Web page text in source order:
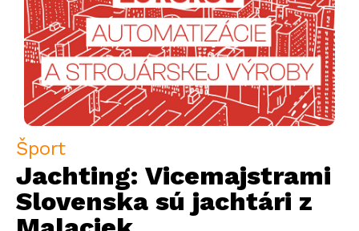
Šport
Jachting: Vicemajstrami
Slovenska sú jachtári z